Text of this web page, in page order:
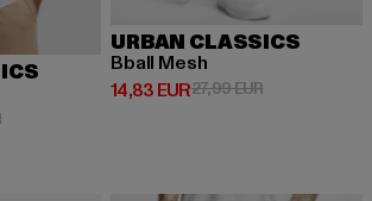
EUR
Aktionspreis: 19,99 EUR
URBAN CLASSICS
Bball Mesh
14,83 EUR
Derzeitiger Preis: 14,83 EUR
27,99 EURAktionspreis: